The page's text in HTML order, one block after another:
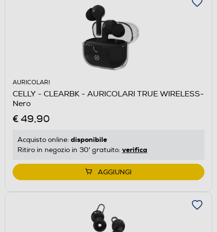
AURICOLARI
CELLY - CLEARBK - AURICOLARI TRUE WIRELESS-
Nero
€ 49,90
Acquisto online: disponibile
Ritiro in negozio in 30' gratuito: verifica
AGGIUNGI